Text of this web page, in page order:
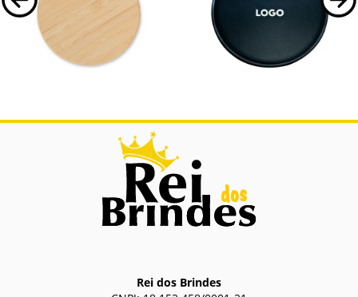
Carregador via Indução
Carregador via Indução.
Base para Recarga Celular
Rei dos Brindes